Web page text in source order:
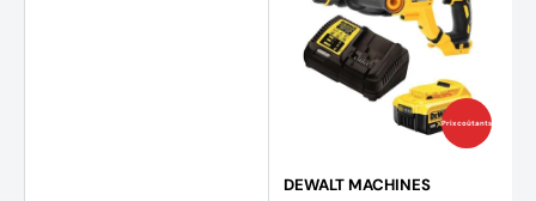
Prix coûtants
DEWALT MACHINES